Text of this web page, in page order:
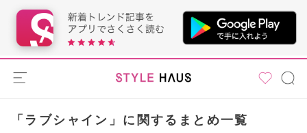
「ラブシャイン」に関するまとめ一覧